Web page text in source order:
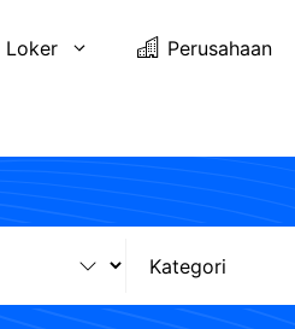
Loker Perusahaan